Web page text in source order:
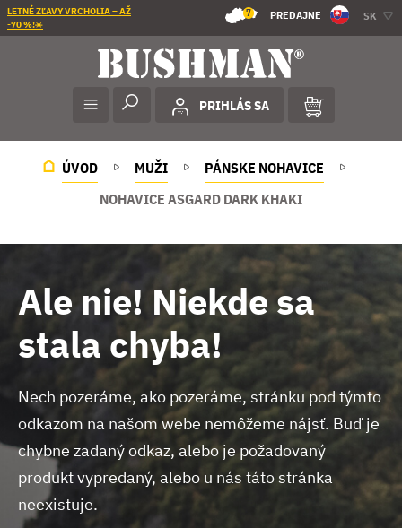
LETNÉ ZĽAVY VRCHOLIA – AŽ
-70 %!☀️
7 PREDAJNE SK
PRIHLÁS SA
ÚVOD MUŽI
PÁNSKE NOHAVICE
NOHAVICE ASGARD DARK KHAKI
Ale nie! Niekde sa
stala chyba!
Nech pozeráme, ako pozeráme, stránku pod týmto
odkazom na našom webe nemôžeme nájsť. Buď je
chybne zadaný odkaz, alebo je požadovaný
produkt vypredaný, alebo u nás táto stránka
neexistuje.